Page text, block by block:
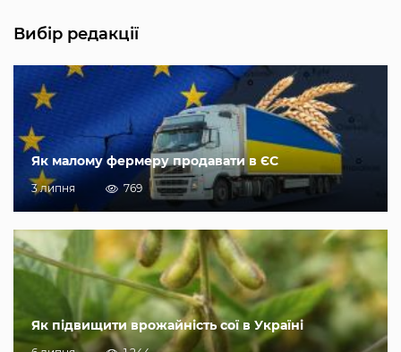
Вибір редакції
Як малому фермеру продавати в ЄС
3 липня 769
Як підвищити врожайність сої в Україні